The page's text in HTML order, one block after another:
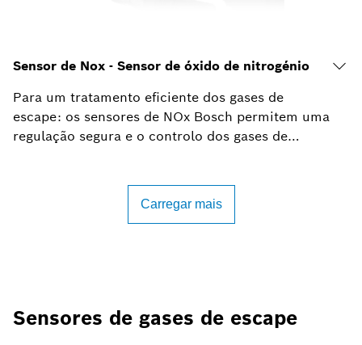
Sensores de gases de escape